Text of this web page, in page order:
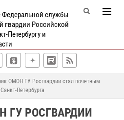
Федеральной службы
гвардии Российской
Петербургу и
ОМОН ГУ Росгвардии стал почетным
Петербурга
ГУ РОСГВАРДИИ